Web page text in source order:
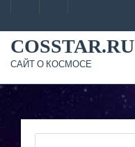
content
COSSTAR.RU
САЙТ О КОСМОСЕ